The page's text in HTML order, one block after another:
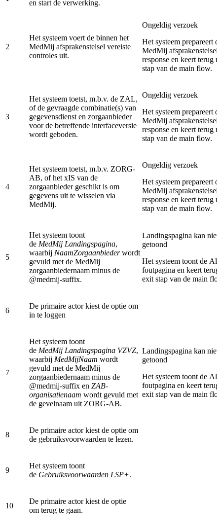
en start de verwerking.
2
Het systeem voert de binnen het
MedMij afsprakenstelsel vereiste
controles uit.
Ongeldig verzoek
Het systeem prepareert
MedMij afsprakenstelsel
response en keert terug
stap van de main flow.
3
Het systeem toetst, m.b.v. de ZAL,
of de gevraagde combinatie(s) van
gegevensdienst en zorgaanbieder
voor de betreffende interfaceversie
wordt geboden.
Ongeldig verzoek
Het systeem prepareert
MedMij afsprakenstelsel
response en keert terug
stap van de main flow.
4
Het systeem toetst, m.b.v. ZORG-
AB, of het xIS van de
zorgaanbieder geschikt is om
gegevens uit te wisselen via
MedMij.
Ongeldig verzoek
Het systeem prepareert
MedMij afsprakenstelsel
response en keert terug
stap van de main flow.
5
Het systeem toont
de MedMij Landingspagina,
waarbij NaamZorgaanbiederwordt
gevuld met de MedMij
zorgaanbiedernaam minus de
@medmij-suffix.
Landingspagina kan niet
getoond
Het systeem toont de
foutpagina en keert terug
exit stap van de main
6
De primaire actor kiest de optie om
in te loggen
7
Het systeem toont
de MedMij Landingspagina VZVZ,
waarbij MedMijNaam wordt
gevuld met de MedMij
zorgaanbiedernaam minus de
@medmij-suffix en ZAB-
organisatienaam wordt gevuld met
de gevelnaam uit ZORG-AB.
Landingspagina kan niet
getoond
Het systeem toont de
foutpagina en keert terug
exit stap van de main
8
De primaire actor kiest de optie om
de gebruiksvoorwaarden te lezen.
9
Het systeem toont
de Gebruiksvoorwaarden LSP+.
10
De primaire actor kiest de optie
om terug te gaan.